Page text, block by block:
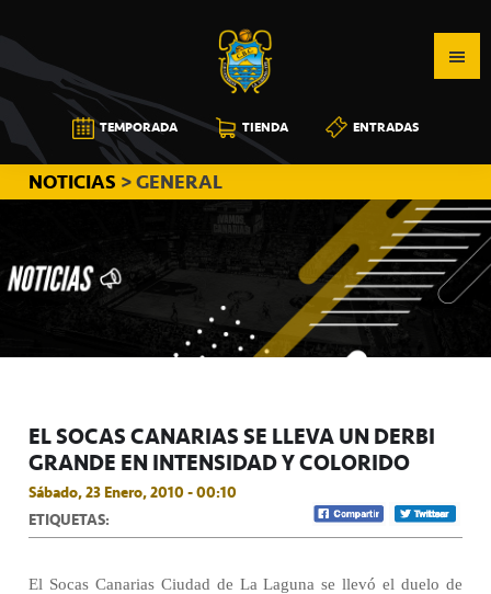
a
la
navegación
principal
al
contenido
principal
a
la
barra
lateral
principal
CB
CANARIAS
TEMPORADA TIENDA ENTRADAS
NOTICIAS > GENERAL
EL SOCAS CANARIAS SE LLEVA UN DERBI
GRANDE EN INTENSIDAD Y COLORIDO
Sábado, 23 Enero, 2010 - 00:10
ETIQUETAS:
El Socas Canarias Ciudad de La Laguna se llevó el duelo de